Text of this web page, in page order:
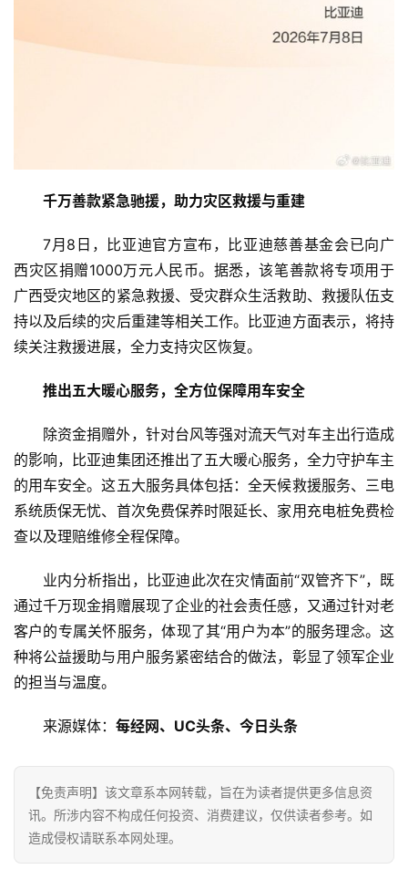
讯
消
费
生
财
经
专
题
新
源
登录 注册
千万善款紧急驰援，助力灾区救援与重建
7月8日，比亚迪官方宣布，比亚迪慈善基金会已向广
西灾区捐赠1000万元人民币。据悉，该笔善款将专项用于
广西受灾地区的紧急救援、受灾群众生活救助、救援队伍支
持以及后续的灾后重建等相关工作。比亚迪方面表示，将持
续关注救援进展，全力支持灾区恢复。
推出五大暖心服务，全方位保障用车安全
除资金捐赠外，针对台风等强对流天气对车主出行造成
的影响，比亚迪集团还推出了五大暖心服务，全力守护车主
的用车安全。这五大服务具体包括：全天候救援服务、三电
系统质保无忧、首次免费保养时限延长、家用充电桩免费检
查以及理赔维修全程保障。
业内分析指出，比亚迪此次在灾情面前“双管齐下”，既
通过千万现金捐赠展现了企业的社会责任感，又通过针对老
客户的专属关怀服务，体现了其“用户为本”的服务理念。这
种将公益援助与用户服务紧密结合的做法，彰显了领军企业
的担当与温度。
来源媒体： 每经网、UC头条、今日头条
【免责声明】该文章系本网转载，旨在为读者提供更多信息资
讯。所涉内容不构成任何投资、消费建议，仅供读者参考。如
造成侵权请联系本网处理。